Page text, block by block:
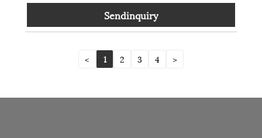
Sendinquiry
< 1 2 3 4 >